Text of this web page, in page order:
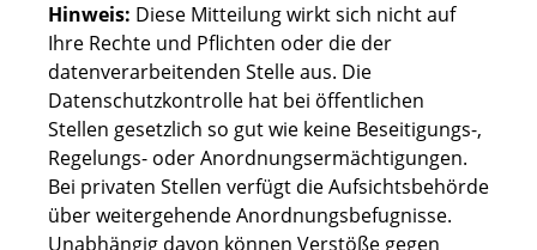
Hinweis: Diese Mitteilung wirkt sich nicht auf
Ihre Rechte und Pflichten oder die der
datenverarbeitenden Stelle aus. Die
Datenschutzkontrolle hat bei öffentlichen
Stellen gesetzlich so gut wie keine Beseitigungs-,
Regelungs- oder Anordnungsermächtigungen.
Bei privaten Stellen verfügt die Aufsichtsbehörde
über weitergehende Anordnungsbefugnisse.
Unabhängig davon können Verstöße gegen